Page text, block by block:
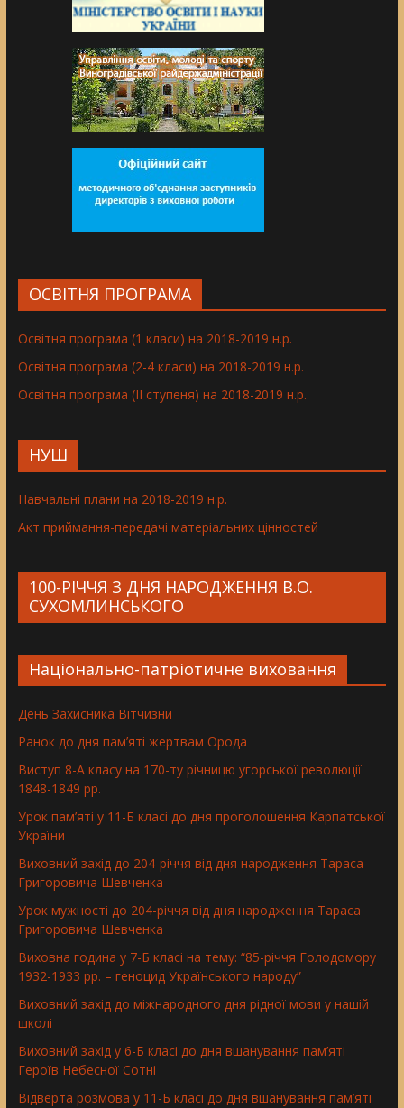
ОСВІТНЯ ПРОГРАМА
Освітня програма (1 класи) на 2018-2019 н.р.
Освітня програма (2-4 класи) на 2018-2019 н.р.
Освітня програма (ІІ ступеня) на 2018-2019 н.р.
НУШ
Навчальні плани на 2018-2019 н.р.
Акт приймання-передачі матеріальних цінностей
100-РІЧЧЯ З ДНЯ НАРОДЖЕННЯ В.О.
СУХОМЛИНСЬКОГО
Національно-патріотичне виховання
День Захисника Вітчизни
Ранок до дня пам’яті жертвам Орода
Виступ 8-А класу на 170-ту річницю угорської революції
1848-1849 рр.
Урок пам’яті у 11-Б класі до дня проголошення Карпатської
України
Виховний захід до 204-річчя від дня народження Тараса
Григоровича Шевченка
Урок мужності до 204-річчя від дня народження Тараса
Григоровича Шевченка
Виховна година у 7-Б класі на тему: “85-річчя Голодомору
1932-1933 рр. – геноцид Українського народу”
Виховний захід до міжнародного дня рідної мови у нашій
школі
Виховний захід у 6-Б класі до дня вшанування пам’яті
Героїв Небесної Сотні
Відверта розмова у 11-Б класі до дня вшанування пам’яті